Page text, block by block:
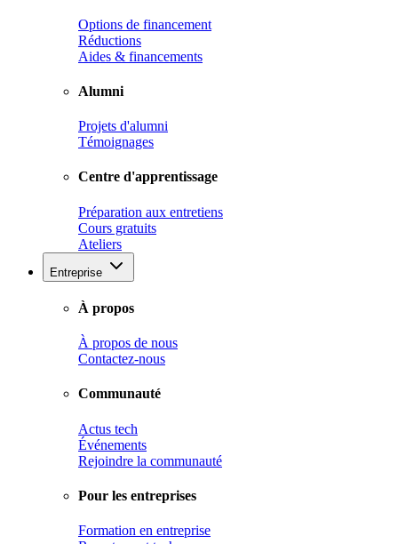
Options de financement
Réductions
Aides & financements
Alumni
Projets d'alumni
Témoignages
Centre d'apprentissage
Préparation aux entretiens
Cours gratuits
Ateliers
Entreprise
À propos
À propos de nous
Contactez-nous
Communauté
Actus tech
Événements
Rejoindre la communauté
Pour les entreprises
Formation en entreprise